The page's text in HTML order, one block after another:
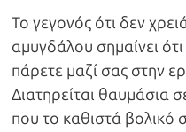
Το γεγονός ότι δεν
αμυγδάλου σημαίνει
πάρετε μαζί σας στην
Διατηρείται θαυμάσια
που το καθιστά βολικό